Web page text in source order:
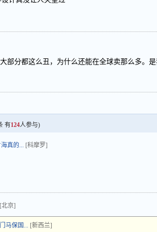
部分都这么丑，为什么还能在全球卖那么多。
有124人参与)
真的... [科摩罗]
[北京]
马保国... [新西兰]